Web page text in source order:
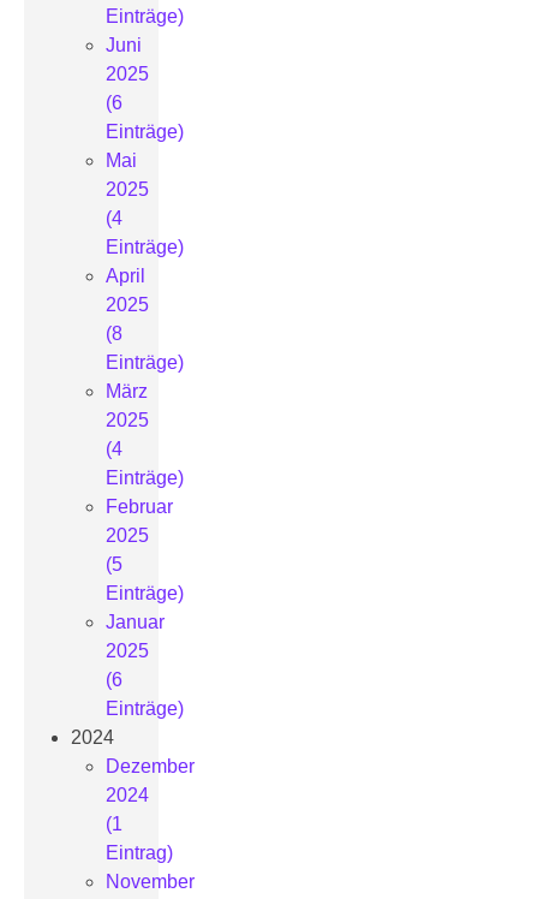
Einträge)
Juni
2025
(6
Einträge)
Mai
2025
(4
Einträge)
April
2025
(8
Einträge)
März
2025
(4
Einträge)
Februar
2025
(5
Einträge)
Januar
2025
(6
Einträge)
2024
Dezember
2024
(1
Eintrag)
November